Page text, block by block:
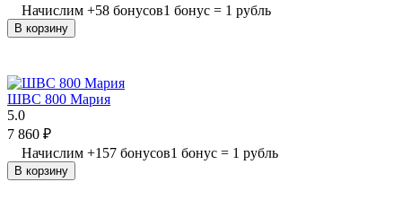
Начислим +58 бонусов1 бонус = 1 рубль
В корзину
ШВС 800 Мария
5.0
7 860 ₽
Начислим +157 бонусов1 бонус = 1 рубль
В корзину